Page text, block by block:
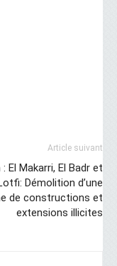
Article suivant
: El Makarri, El Badr et
Démolition d’une
de constructions et
extensions illicites